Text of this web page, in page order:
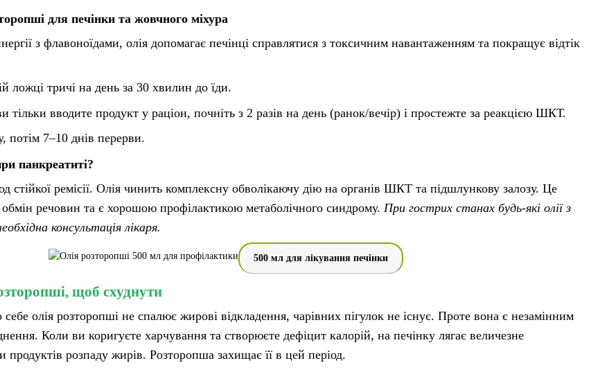
для печінки та жовчного міхура
з флавоноїдами, олія допомагає печінці справлятися з токсичним навантаженням та покращує відтік
ложці тричі на день за 30 хвилин до їди.
тільки вводите продукт у раціон, почніть з 2 разів на день (ранок/вечір) і простежте за реакцією ШКТ.
потім 7–10 днів перерви.
панкреатиті?
стійкої ремісії. Олія чинить комплексну обволікаючу дію на органів ШКТ та підшлункову залозу. Це
обмін речовин та є хорошою профілактикою метаболічного синдрому. При гострих станах будь-які олії з
консультація лікаря.
500 мл для лікування печінки
щоб схуднути
олія розторопші не спалює жирові відкладення, чарівних пігулок не існує. Проте вона є незамінним
Коли ви коригуєте харчування та створюєте дефіцит калорій, на печінку лягає величезне
продуктів розпаду жирів. Розторопша захищає її в цей період.